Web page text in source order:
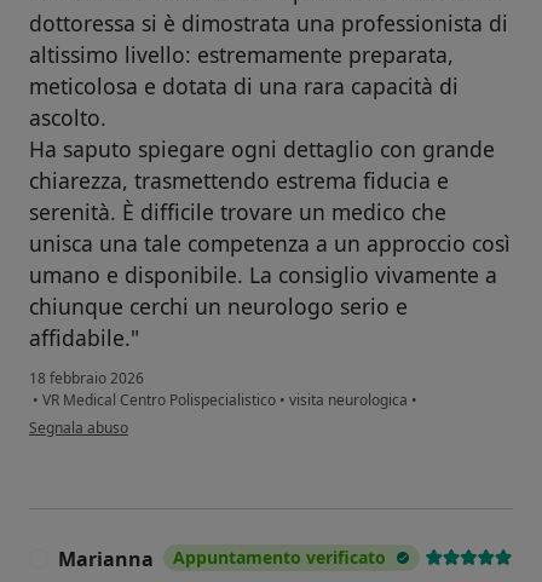
dottoressa si è dimostrata una professionista di
altissimo livello: estremamente preparata,
meticolosa e dotata di una rara capacità di
ascolto.
​Ha saputo spiegare ogni dettaglio con grande
chiarezza, trasmettendo estrema fiducia e
serenità. È difficile trovare un medico che
unisca una tale competenza a un approccio così
umano e disponibile. La consiglio vivamente a
chiunque cerchi un neurologo serio e
affidabile."
18 febbraio 2026
• VR Medical Centro Polispecialistico • visita neurologica •
secondo l'opinione dell'utente Pupillo Nicolangelo
Segnala abuso
Marianna Appuntamento verificato